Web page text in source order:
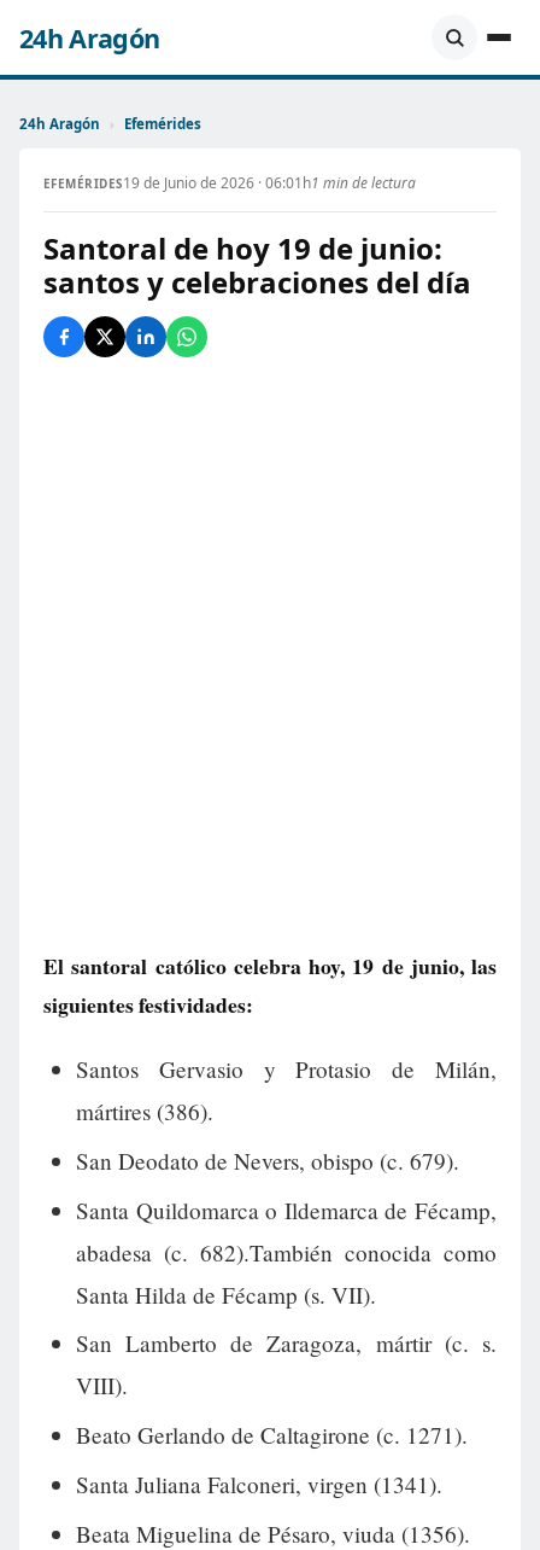
24h Aragón
24h Aragón › Efemérides
EFEMÉRIDES19 de Junio de 2026 · 06:01h1 min de lectura
Santoral de hoy 19 de junio:
santos y celebraciones del día
El santoral católico celebra hoy, 19 de junio, las
siguientes festividades:
Santos Gervasio y Protasio de Milán,
mártires (386).
San Deodato de Nevers, obispo (c. 679).
Santa Quildomarca o Ildemarca de Fécamp,
abadesa (c. 682).También conocida como
Santa Hilda de Fécamp (s. VII).
San Lamberto de Zaragoza, mártir (c. s.
VIII).
Beato Gerlando de Caltagirone (c. 1271).
Santa Juliana Falconeri, virgen (1341).
Beata Miguelina de Pésaro, viuda (1356).